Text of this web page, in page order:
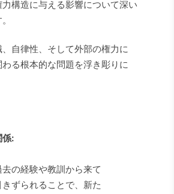
構造に与える影響について深い
自律性、そして外部の権力に
る根本的な問題を浮き彫りに
係:
の経験や教訓から来て
ずられることで、新た